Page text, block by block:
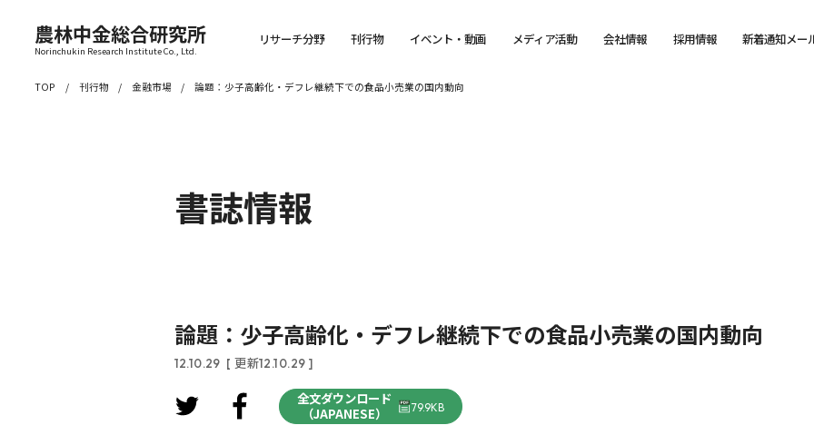
農林中金総合研究所
Norinchukin Research Institute Co., Ltd.
リサーチ分野 刊行物 イベント・動画 メディア活動 会社情報 採用情報 新着通知メー
TOP 刊行物 金融市場 論題：少子高齢化・デフレ継続下での食品小売業の国内動向
書誌情報
論題：少子高齢化・デフレ継続下での食品小売業の国内動向
12.10.29 [ 更新12.10.29 ]
全文ダウンロード
（JAPANESE）
79.9KB